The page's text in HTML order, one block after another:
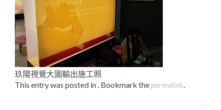
玖陽視覺大圖輸出施工照
This entry was posted in . Bookmark the permalink.